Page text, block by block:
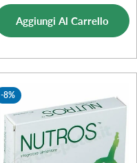
di
vendita
normale
Aggiungi Al Carrello
-8%